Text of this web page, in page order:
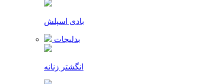
بادی اسپلش
بدلیجات
انگشتر زنانه